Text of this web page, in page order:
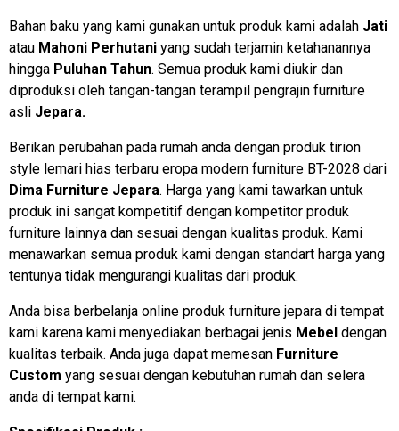
Bahan baku yang kami gunakan untuk produk kami adalah Jati
atau Mahoni Perhutani yang sudah terjamin ketahanannya
hingga Puluhan Tahun. Semua produk kami diukir dan
diproduksi oleh tangan-tangan terampil pengrajin furniture
asli Jepara.
Berikan perubahan pada rumah anda dengan produk tirion
style lemari hias terbaru eropa modern furniture BT-2028 dari
Dima Furniture Jepara. Harga yang kami tawarkan untuk
produk ini sangat kompetitif dengan kompetitor produk
furniture lainnya dan sesuai dengan kualitas produk. Kami
menawarkan semua produk kami dengan standart harga yang
tentunya tidak mengurangi kualitas dari produk.
Anda bisa berbelanja online produk furniture jepara di tempat
kami karena kami menyediakan berbagai jenis Mebel dengan
kualitas terbaik. Anda juga dapat memesan Furniture
Custom yang sesuai dengan kebutuhan rumah dan selera
anda di tempat kami.